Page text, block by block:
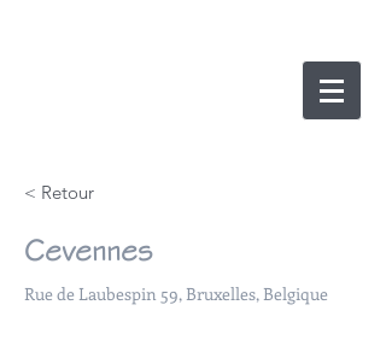
< Retour
Cevennes
Rue de Laubespin 59, Bruxelles, Belgique